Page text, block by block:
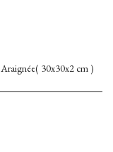
30x30x2 cm )